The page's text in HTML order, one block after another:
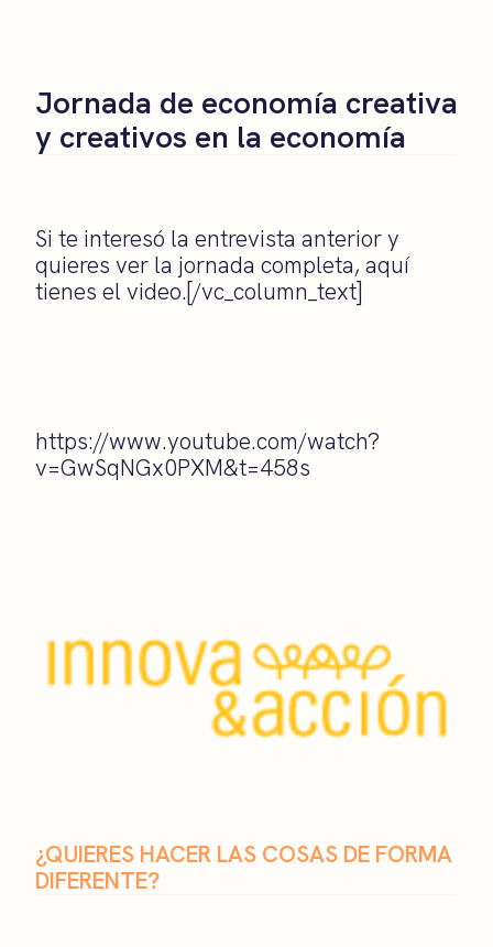
Jornada de economía creativa
y creativos en la economía
Si te interesó la entrevista anterior y
quieres ver la jornada completa, aquí
tienes el video.[/vc_column_text]
https://www.youtube.com/watch?
v=GwSqNGx0PXM&t=458s
¿QUIERES HACER LAS COSAS DE FORMA
DIFERENTE?